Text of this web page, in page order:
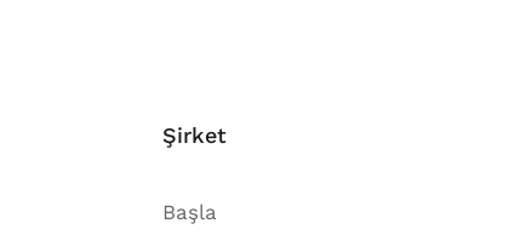
Şirket
Başla